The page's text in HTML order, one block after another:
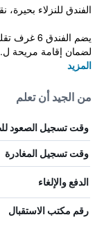
الفندق للنزلاء
يضم
لضمان إقامة مريحة
المزيد
من الجيد أن تعلم
وقت تسجيل الصعود
وقت تسجيل المغادرة
الدفع والإلغاء
رقم مكتب الاستقبال